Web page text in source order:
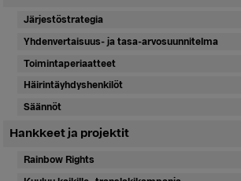
Järjestöstrategia
Yhdenvertaisuus- ja tasa-arvosuunnitelma
Toimintaperiaatteet
Häirintäyhdyshenkilöt
Säännöt
Hankkeet ja projektit
Rainbow Rights